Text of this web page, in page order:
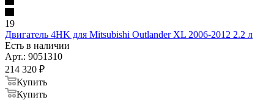
19
Двигатель 4HK для Mitsubishi Outlander XL 2006-2012 2.2 л
Есть в наличии
Арт.: 9051310
214 320 ₽
Купить
Купить